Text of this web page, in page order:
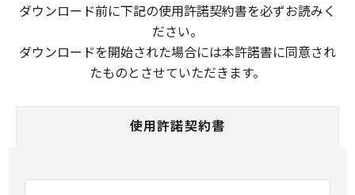
ダウンロード前に下記の使用許諾契約書を必ずお読みく
ださい。
ダウンロードを開始された場合には本許諾書に同意され
たものとさせていただきます。
使用許諾契約書